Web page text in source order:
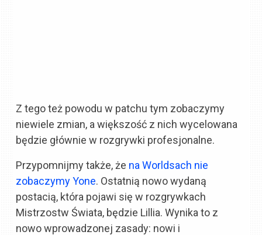
Z tego też powodu w patchu tym zobaczymy
niewiele zmian, a większość z nich wycelowana
będzie głównie w rozgrywki profesjonalne.
Przypomnijmy także, że na Worldsach nie
zobaczymy Yone. Ostatnią nowo wydaną
postacią, która pojawi się w rozgrywkach
Mistrzostw Świata, będzie Lillia. Wynika to z
nowo wprowadzonej zasady: nowi i